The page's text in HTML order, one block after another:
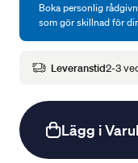
Boka personlig
som gör skillnad för
Leveranstid2-3
Lägg i